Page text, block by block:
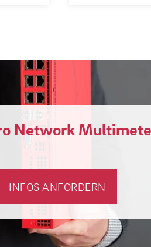
Network
INFOS ANFORDERN